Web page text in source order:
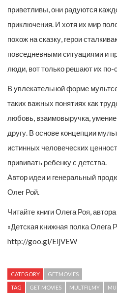
приветливы, они радуются
приключения. И хотя их мир
похож на сказку, герои
повседневными ситуациями и
люди, вот только решают их по-
В увлекательной форме
таких важных понятиях как
любовь, взаимовыручка,
другу. В основе концепции
истинных человеческих
прививать ребенку с детства.
Автор идеи и генеральный
Олег Рой.
Читайте книги Олега Роя,
«Детская книжная полка Олега
http://goo.gl/EijVEW
CATEGORY GETMOVIES
TAG GET MOVIES MULTFILMY